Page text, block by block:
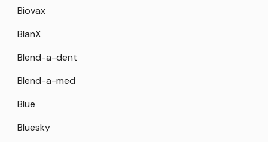
Biovax
BlanX
Blend-a-dent
Blend-a-med
Blue
Bluesky